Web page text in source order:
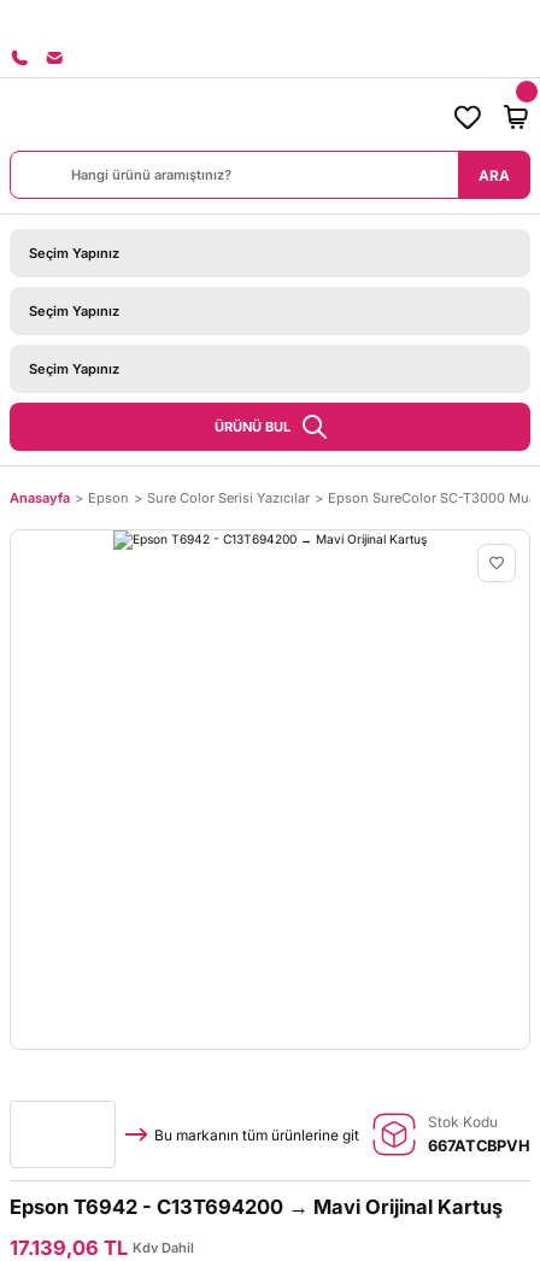
ARA
ÜRÜNÜ BUL
Anasayfa Epson Sure Color Serisi Yazıcılar Epson SureColor SC-T3000
Bu markanın tüm ürünlerine git
Stok Kodu
667ATCBPVH
Epson T6942 - C13T694200 → Mavi Orijinal Kartuş
17.139,06 TL Kdv Dahil